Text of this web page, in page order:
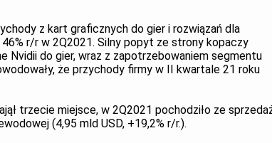
z kart graficznych do gier i rozwiązań dla
r/r w 2Q2021. Silny popyt ze strony kopaczy
Nvidii do gier, wraz z zapotrzebowaniem segmentu
że przychody firmy w II kwartale 21 roku
trzecie miejsce, w 2Q2021 pochodziło ze
(4,95 mld USD, +19,2% r/r.).